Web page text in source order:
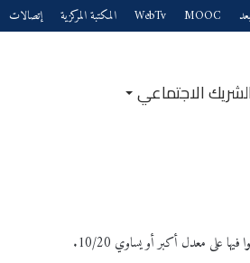
MOOC
WebTv المكتبة المركزية إتصالات
الشريك الاجتماعي
على معدل أكبر أو يساوي 10/20.